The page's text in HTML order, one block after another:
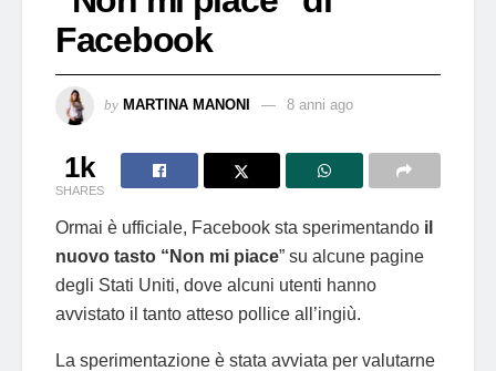
Facebook
by MARTINA MANONI 8 anni ago
1k
SHARES
Ormai è ufficiale, Facebook sta sperimentando il
nuovo tasto “Non mi piace” su alcune pagine
degli Stati Uniti, dove alcuni utenti hanno
avvistato il tanto atteso pollice all’ingiù.
La sperimentazione è stata avviata per valutarne